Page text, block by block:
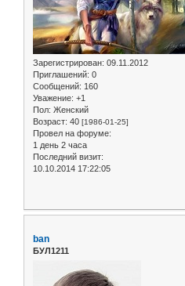
Зарегистрирован: 09.11.2012
Приглашений: 0
Сообщений: 160
Уважение: +1
Пол: Женский
Возраст: 40 [1986-01-25]
Провел на форуме:
1 день 2 часа
Последний визит:
10.10.2014 17:22:05
ban
БУЛ1211